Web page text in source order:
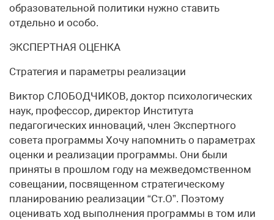
образовательной политики нужно ставить
отдельно и особо.
ЭКСПЕРТНАЯ ОЦЕНКА
Стратегия и параметры реализации
Виктор СЛОБОДЧИКОВ, доктор психологических
наук, профессор, директор Института
педагогических инноваций, член Экспертного
совета программы Хочу напомнить о параметрах
оценки и реализации программы. Они были
приняты в прошлом году на межведомственном
совещании, посвященном стратегическому
планированию реализации “Ст.О”. Поэтому
оценивать ход выполнения программы в том или